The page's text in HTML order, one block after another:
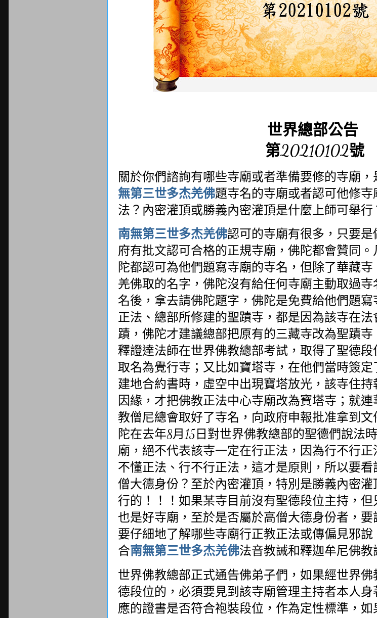
世界總部公告
第20210102號
關於你們諮詢有哪些寺廟或者準備要修的寺廟，
無第三世多杰羌佛題寺名的寺廟或者認可他修
法？內密灌頂或勝義內密灌頂是什麼上師可舉行
南無第三世多杰羌佛認可的寺廟有很多，只要
府有批文認可合格的正規寺廟，佛陀都會贊同
陀都認可為他們題寫寺廟的寺名，但除了華藏
羌佛取的名字，佛陀沒有給任何寺廟主動取過
名後，拿去請佛陀題字，佛陀是免費給他們題
正法、總部所修建的聖蹟寺，都是因為該寺在
蹟，佛陀才建議總部把原有的三藏寺改為聖蹟
釋證達法師在世界佛教總部考試，取得了聖德
取名為覺行寺；又比如寶塔寺，在他們當時簽
建地合約書時，虛空中出現寶塔放光，該寺住
因緣，才把佛教正法中心寺廟改為寶塔寺；就
教僧尼總會取好了寺名，向政府申報批准拿到
陀在去年8月 15 日對世界佛教總部的聖德們說法
廟，絕不代表該寺一定在行正法，因為行不行
不懂正法、行不行正法，這才是原則，所以要
僧大德身份？至於內密灌頂，特別是勝義內密
行的！！！如果某寺目前沒有聖德段位主持，但
也是好寺廟，至於是否屬於高僧大德身份者，
要仔細地了解哪些寺廟行正教正法或傳偏見邪
合南無第三世多杰羌佛法音教誡和釋迦牟尼佛教
世界佛教總部正式通告佛弟子們，如果經世界
德段位的，必須要見到該寺廟管理主持者本人
應的證書是否符合袍裝段位，作為定性標準，